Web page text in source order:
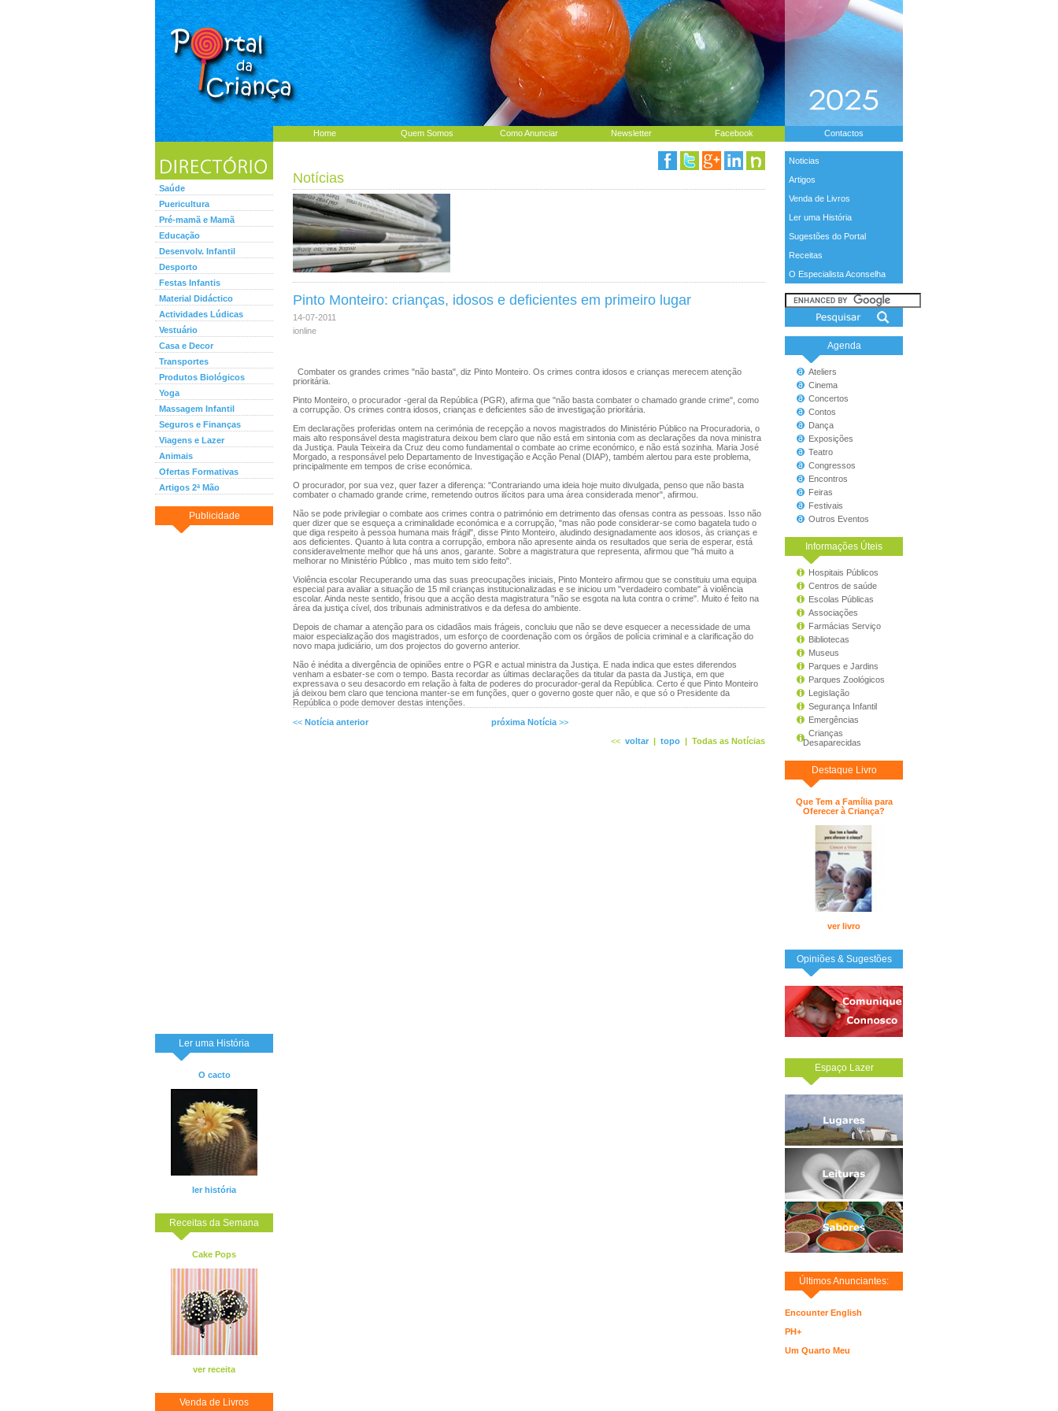
Home Quem Somos Como Anunciar Newsletter Facebook Contactos
Saúde
Puericultura
Pré-mamã e Mamã
Educação
Desenvolv. Infantil
Desporto
Festas Infantis
Material Didáctico
Actividades Lúdicas
Vestuário
Casa e Decor
Transportes
Produtos Biológicos
Yoga
Massagem Infantil
Seguros e Finanças
Viagens e Lazer
Animais
Ofertas Formativas
Artigos 2ª Mão
Publicidade
Ler uma História
O cacto
ler história
Receitas da Semana
Cake Pops
ver receita
Venda de Livros
Noticias
Artigos
Venda de Livros
Ler uma História
Sugestões do Portal
Receitas
O Especialista Aconselha
Agenda
Ateliers
Cinema
Concertos
Contos
Dança
Exposições
Teatro
Congressos
Encontros
Feiras
Festivais
Outros Eventos
Informações Úteis
Hospitais Públicos
Centros de saúde
Escolas Públicas
Associações
Farmácias Serviço
Bibliotecas
Museus
Parques e Jardins
Parques Zoológicos
Legislação
Segurança Infantil
Emergências
Crianças
Desaparecidas
Destaque Livro
Que Tem a Família para
Oferecer à Criança?
ver livro
Opiniões & Sugestões
Espaço Lazer
Últimos Anunciantes:
Encounter English
PH+
Um Quarto Meu
Notícias
Pinto Monteiro: crianças, idosos e deficientes em primeiro lugar
14-07-2011
ionline
Combater os grandes crimes "não basta", diz Pinto Monteiro. Os crimes contra idosos e crianças merecem atenção
prioritária.
Pinto Monteiro, o procurador -geral da República (PGR), afirma que "não basta combater o chamado grande crime", como
a corrupção. Os crimes contra idosos, crianças e deficientes são de investigação prioritária.
Em declarações proferidas ontem na cerimónia de recepção a novos magistrados do Ministério Público na Procuradoria, o
mais alto responsável desta magistratura deixou bem claro que não está em sintonia com as declarações da nova ministra
da Justiça. Paula Teixeira da Cruz deu como fundamental o combate ao crime económico, e não está sozinha. Maria José
Morgado, a responsável pelo Departamento de Investigação e Acção Penal (DIAP), também alertou para este problema,
principalmente em tempos de crise económica.
O procurador, por sua vez, quer fazer a diferença: "Contrariando uma ideia hoje muito divulgada, penso que não basta
combater o chamado grande crime, remetendo outros ilícitos para uma área considerada menor", afirmou.
Não se pode privilegiar o combate aos crimes contra o património em detrimento das ofensas contra as pessoas. Isso não
quer dizer que se esqueça a criminalidade económica e a corrupção, "mas não pode considerar-se como bagatela tudo o
que diga respeito à pessoa humana mais frágil", disse Pinto Monteiro, aludindo designadamente aos idosos, às crianças e
aos deficientes. Quanto à luta contra a corrupção, embora não apresente ainda os resultados que seria de esperar, está
consideravelmente melhor que há uns anos, garante. Sobre a magistratura que representa, afirmou que "há muito a
melhorar no Ministério Público , mas muito tem sido feito".
Violência escolar Recuperando uma das suas preocupações iniciais, Pinto Monteiro afirmou que se constituiu uma equipa
especial para avaliar a situação de 15 mil crianças institucionalizadas e se iniciou um "verdadeiro combate" à violência
escolar. Ainda neste sentido, frisou que a acção desta magistratura "não se esgota na luta contra o crime". Muito é feito na
área da justiça cível, dos tribunais administrativos e da defesa do ambiente.
Depois de chamar a atenção para os cidadãos mais frágeis, concluiu que não se deve esquecer a necessidade de uma
maior especialização dos magistrados, um esforço de coordenação com os órgãos de polícia criminal e a clarificação do
novo mapa judiciário, um dos projectos do governo anterior.
Não é inédita a divergência de opiniões entre o PGR e actual ministra da Justiça. E nada indica que estes diferendos
venham a esbater-se com o tempo. Basta recordar as últimas declarações da titular da pasta da Justiça, em que
expressava o seu desacordo em relação à falta de poderes do procurador-geral da República. Certo é que Pinto Monteiro
já deixou bem claro que tenciona manter-se em funções, quer o governo goste quer não, e que só o Presidente da
República o pode demover destas intenções.
<< Notícia anterior próxima Notícia >>
<< voltar | topo | Todas as Notícias